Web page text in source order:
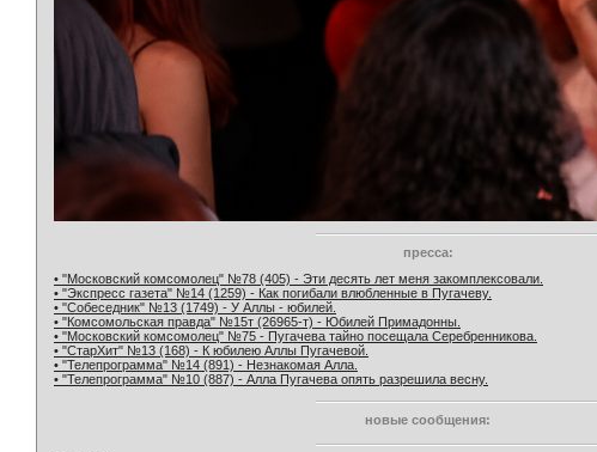
пресса:
• "Московский комсомолец" №78 (405) - Эти десять лет меня закомплексовали.
• "Экспресс газета" №14 (1259) - Как погибали влюбленные в Пугачеву.
• "Собеседник" №13 (1749) - У Аллы - юбилей.
• "Комсомольская правда" №15т (26965-т) - Юбилей Примадонны.
• "Московский комсомолец" №75 - Пугачева тайно посещала Серебренникова.
• "СтарХит" №13 (168) - К юбилею Аллы Пугачевой.
• "Телепрограмма" №14 (891) - Незнакомая Алла.
• "Телепрограмма" №10 (887) - Алла Пугачева опять разрешила весну.
новые сообщения: